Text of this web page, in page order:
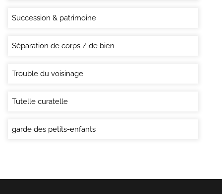
Succession & patrimoine
Séparation de corps / de bien
Trouble du voisinage
Tutelle curatelle
garde des petits-enfants